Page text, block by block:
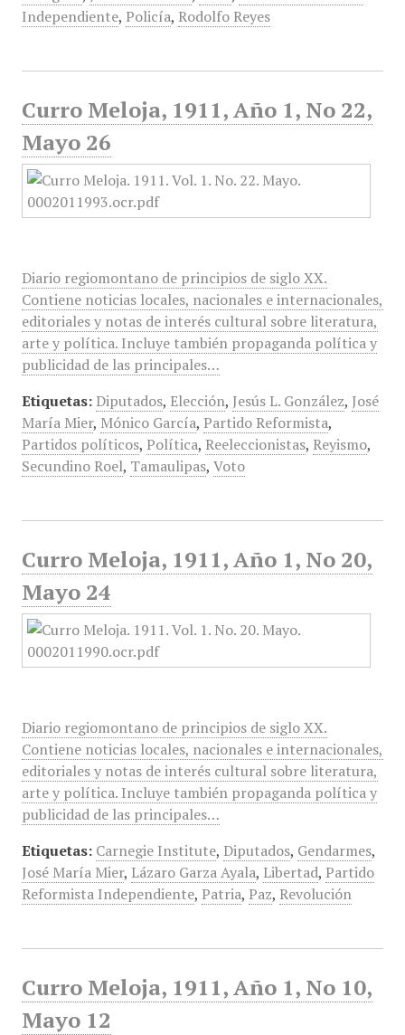
Independiente, Policía, Rodolfo Reyes
Curro Meloja, 1911, Año 1, No 22,
Mayo 26
Diario regiomontano de principios de siglo XX.
Contiene noticias locales, nacionales e internacionales,
editoriales y notas de interés cultural sobre literatura,
arte y política. Incluye también propaganda política y
publicidad de las principales…
Etiquetas: Diputados, Elección, Jesús L. González, José
María Mier, Mónico García, Partido Reformista,
Partidos políticos, Política, Reeleccionistas, Reyismo,
Secundino Roel, Tamaulipas, Voto
Curro Meloja, 1911, Año 1, No 20,
Mayo 24
Diario regiomontano de principios de siglo XX.
Contiene noticias locales, nacionales e internacionales,
editoriales y notas de interés cultural sobre literatura,
arte y política. Incluye también propaganda política y
publicidad de las principales…
Etiquetas: Carnegie Institute, Diputados, Gendarmes,
José María Mier, Lázaro Garza Ayala, Libertad, Partido
Reformista Independiente, Patria, Paz, Revolución
Curro Meloja, 1911, Año 1, No 10,
Mayo 12